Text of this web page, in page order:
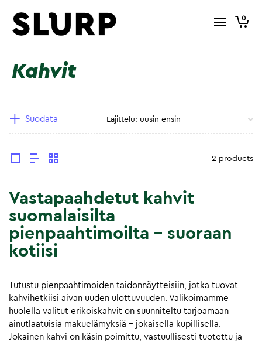
0
Kahvit
Suodata
2 products
Vastapaahdetut kahvit
suomalaisilta
pienpaahtimoilta – suoraan
kotiisi
Tutustu pienpaahtimoiden taidonnäytteisiin, jotka tuovat
kahvihetkiisi aivan uuden ulottuvuuden. Valikoimamme
huolella valitut erikoiskahvit on suunniteltu tarjoamaan
ainutlaatuisia makuelämyksiä – jokaisella kupillisella.
Jokainen kahvi on käsin poimittu, vastuullisesti tuotettu ja